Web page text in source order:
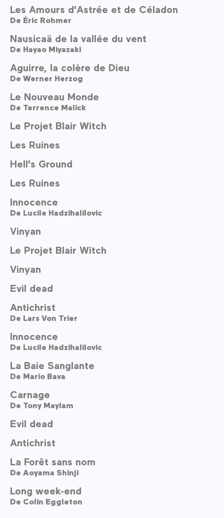
Les Amours d'Astrée et de Céladon
De Éric Rohmer
Nausicaä de la vallée du vent
De Hayao Miyazaki
Aguirre, la colère de Dieu
De Werner Herzog
Le Nouveau Monde
De Terrence Malick
Le Projet Blair Witch
Les Ruines
Hell's Ground
Les Ruines
Innocence
De Lucile Hadzihalilovic
Vinyan
Le Projet Blair Witch
Vinyan
Evil dead
Antichrist
De Lars Von Trier
Innocence
De Lucile Hadzihalilovic
La Baie Sanglante
De Mario Bava
Carnage
De Tony Maylam
Evil dead
Antichrist
La Forêt sans nom
De Aoyama Shinji
Long week-end
De Colin Eggleton